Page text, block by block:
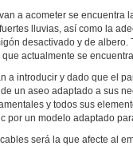
a acometer se
lluvias, así como la
desactivado y de
actualmente se
a introducir y dado que el
un aseo adaptado a sus
y todos sus
por un modelo adaptado
será la que afecte al